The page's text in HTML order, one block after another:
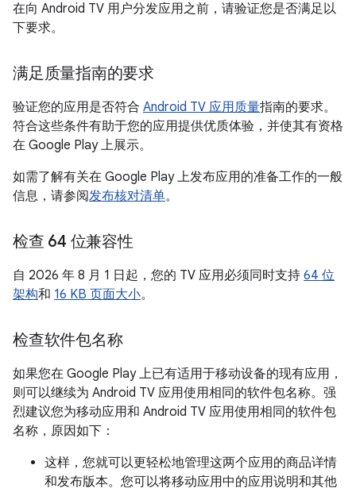
在向 Android TV 用户分发应用之前，请验证您是否满足以
下要求。
满足质量指南的要求
验证您的应用是否符合 Android TV 应用质量指南的要求。
符合这些条件有助于您的应用提供优质体验，并使其有资格
在 Google Play 上展示。
如需了解有关在 Google Play 上发布应用的准备工作的一般
信息，请参阅发布核对清单。
检查 64 位兼容性
自 2026 年 8 月 1 日起，您的 TV 应用必须同时支持 64 位
架构和 16 KB 页面大小。
检查软件包名称
如果您在 Google Play 上已有适用于移动设备的现有应用，
则可以继续为 Android TV 应用使用相同的软件包名称。强
烈建议您为移动应用和 Android TV 应用使用相同的软件包
名称，原因如下：
这样，您就可以更轻松地管理这两个应用的商品详情
和发布版本。您可以将移动应用中的应用说明和其他